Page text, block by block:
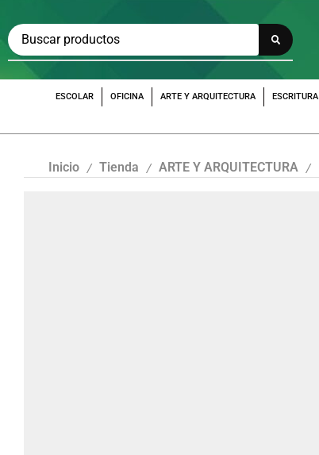
ESCOLAR OFICINA ARTE Y ARQUITECTURA ESCRITURA
Inicio / Tienda / ARTE Y ARQUITECTURA /